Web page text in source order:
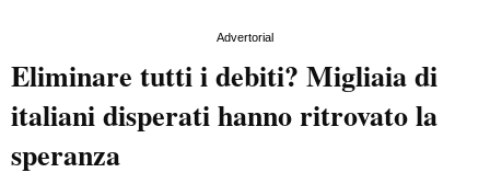
Advertorial
Eliminare tutti i debiti? Migliaia di
italiani disperati hanno ritrovato la
speranza